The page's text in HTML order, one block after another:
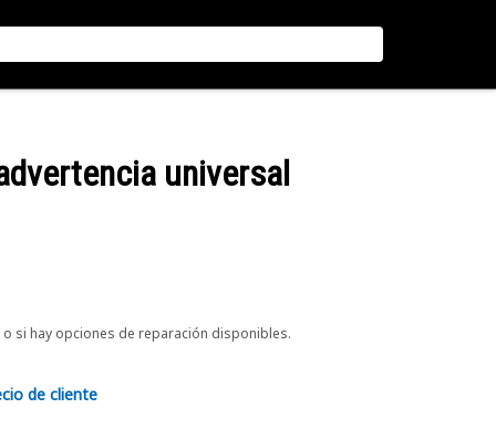
universal
si hay opciones de reparación disponibles.
de cliente